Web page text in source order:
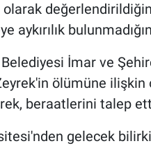
İmar ve
ölümüne ilişkin
beraatlerini talep
gelecek